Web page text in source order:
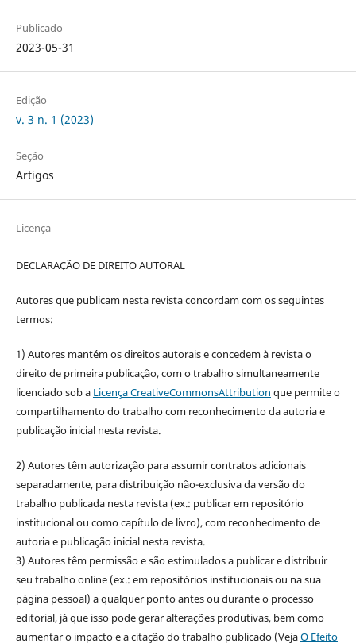
Publicado
2023-05-31
Edição
v. 3 n. 1 (2023)
Seção
Artigos
Licença
DECLARAÇÃO DE DIREITO AUTORAL
Autores que publicam nesta revista concordam com os seguintes
termos:
1) Autores mantém os direitos autorais e concedem à revista o
direito de primeira publicação, com o trabalho simultaneamente
licenciado sob a Licença CreativeCommonsAttribution que permite o
compartilhamento do trabalho com reconhecimento da autoria e
publicação inicial nesta revista.
2) Autores têm autorização para assumir contratos adicionais
separadamente, para distribuição não-exclusiva da versão do
trabalho publicada nesta revista (ex.: publicar em repositório
institucional ou como capítulo de livro), com reconhecimento de
autoria e publicação inicial nesta revista.
3) Autores têm permissão e são estimulados a publicar e distribuir
seu trabalho online (ex.: em repositórios institucionais ou na sua
página pessoal) a qualquer ponto antes ou durante o processo
editorial, já que isso pode gerar alterações produtivas, bem como
aumentar o impacto e a citação do trabalho publicado (VejaO Efeito